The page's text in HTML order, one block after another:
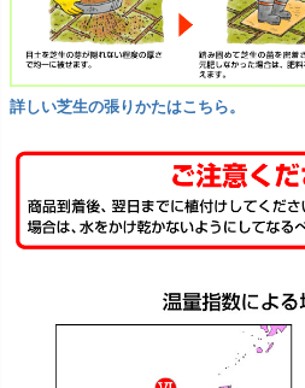
詳しい芝生の張りかたはこちら。